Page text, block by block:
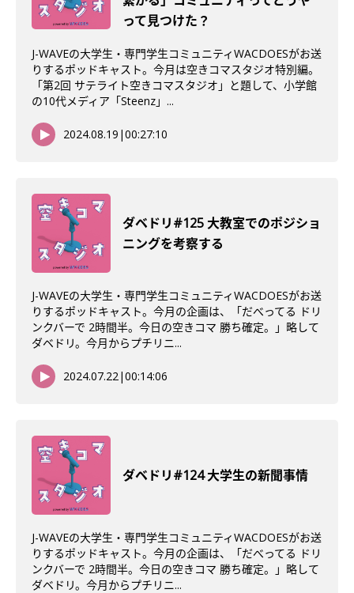
って見つけた？
J-WAVEの大学生・専門学生コミュニティWACDOESがお送
りするポッドキャスト。今月は空きコマスタジオ特別編。
「第2回 サテライト空きコマスタジオ」と題して、小学館
の10代メディア「Steenz」...
2024.08.19 |00:27:10
ダベドリ#125 大教室でのポジショ
ニングを考察する
J-WAVEの大学生・専門学生コミュニティWACDOESがお送
りするポッドキャスト。今月の企画は、「だべってる ドリ
ンクバーで 2時間半。今日の空きコマ 勝ち確定。」略して
ダベドリ。今月からプチリニ...
2024.07.22|00:14:06
ダベドリ#124 大学生の新聞事情
J-WAVEの大学生・専門学生コミュニティWACDOESがお送
りするポッドキャスト。今月の企画は、「だべってる ドリ
ンクバーで 2時間半。今日の空きコマ 勝ち確定。」略して
ダベドリ。今月からプチリニ...